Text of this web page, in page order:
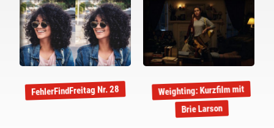
FehlerFindFreitag Nr. 28 Weighting: Kurzfilm mit
Brie Larson